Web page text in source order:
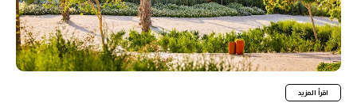
اقرأ المزيد